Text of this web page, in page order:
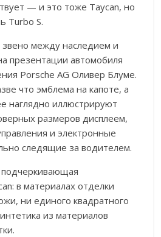
— и это тоже Taycan, но
Turbo S.
между наследием и
презентации автомобиля
Porsche AG Оливер Блуме.
что эмблема на капоте, а
наглядно иллюстрируют
размеров дисплеем,
и электронные
следящие за водителем.
в материалах отделки
ни единого квадратного
из материалов